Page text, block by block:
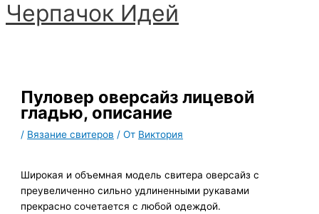
Перейти
к
Черпачoк Идей
Пуловер оверсайз лицевой
гладью, описание
/ Вязание свитеров / От Виктория
Широкая и объемная модель свитера оверсайз с
преувеличенно сильно удлиненными рукавами
прекрасно сочетается с любой одеждой.